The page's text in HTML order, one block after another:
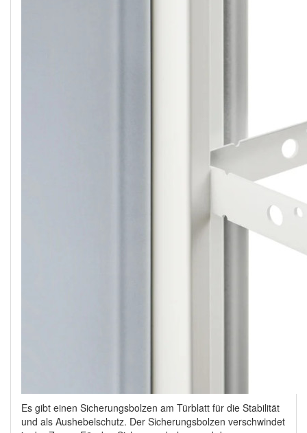
Es gibt einen Sicherungsbolzen am Türblatt für die Stabilität
und als Aushebelschutz. Der Sicherungsbolzen verschwindet